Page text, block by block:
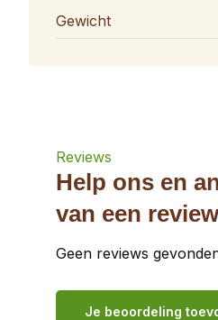
Gewicht
Reviews
Help ons en
van een review
Geen reviews
Je beoordeling